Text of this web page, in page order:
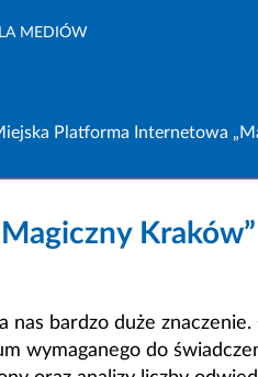
MEDIÓW
Platforma Internetowa
Kraków”
bardzo duże
wymaganego do